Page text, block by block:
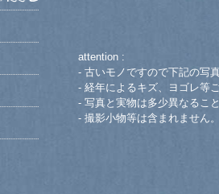
attention :
- 古いモノですので下記の写
- 経年によるキズ、ヨゴレ等
- 写真と実物は多少異なるこ
- 撮影小物等は含まれません